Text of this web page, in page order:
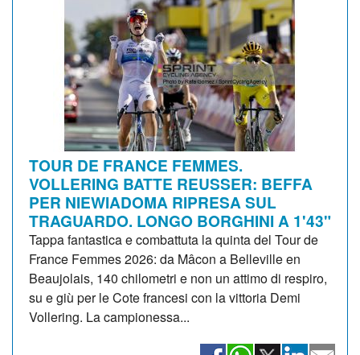
TOUR DE FRANCE FEMMES.
VOLLERING BATTE REUSSER: BEFFA
PER NIEWIADOMA RIPRESA SUL
TRAGUARDO. LONGO BORGHINI A 1'43"
Tappa fantastica e combattuta la quinta del Tour de
France Femmes 2026: da Mâcon a Belleville en
Beaujolais, 140 chilometri e non un attimo di respiro,
su e giù per le Cote francesi con la vittoria Demi
Vollering. La campionessa...